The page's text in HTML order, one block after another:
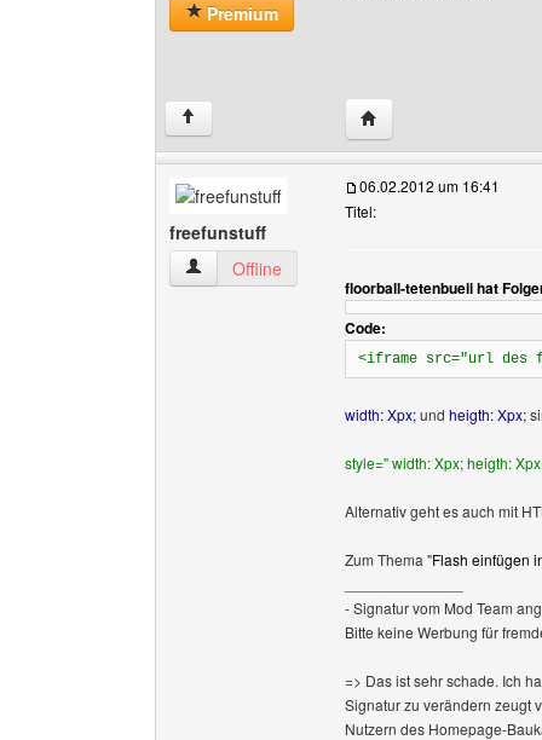
Premium
↑ Website dieses
freefunstuff
freefunstuff Benutzer-Profile anzeigen
Offline
06.02.2012 um 16:41
Titel:
floorball-tetenbuell hat
Code:
<iframe src="url des
width: Xpx;und heigth: Xpx;
style=" width: Xpx; heigth:
Alternativ geht es auch mit
Zum Thema "Flash einfügen
- Signatur vom Mod Team
Bitte keine Werbung für
=> Das ist sehr schade. Ich
Signatur zu verändern zeugt
Nutzern des Homepage-